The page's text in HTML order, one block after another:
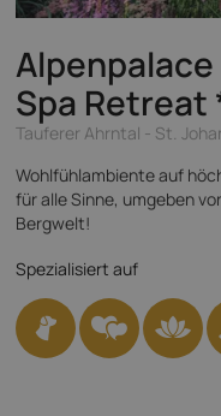
Alpenpalace
Spa Retreat
Tauferer Ahrntal - St.
Wohlfühlambiente auf
für alle Sinne, umgeben
Bergwelt!
Spezialisiert auf